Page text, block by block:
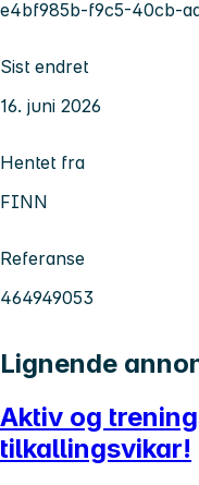
e4bf985b-f9c5-40cb-
Sist endret
16. juni 2026
Hentet fra
FINN
Referanse
464949053
Lignende
Aktiv og
tilkallingsvikar!